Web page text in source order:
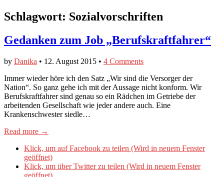
Schlagwort: Sozialvorschriften
Gedanken zum Job „Berufskraftfahrer“
by Danika • 12. August 2015 • 4 Comments
Immer wieder höre ich den Satz „Wir sind die Versorger der
Nation“. So ganz gehe ich mit der Aussage nicht konform. Wir
Berufskraftfahrer sind genau so ein Rädchen im Getriebe der
arbeitenden Gesellschaft wie jeder andere auch. Eine
Krankenschwester siedle…
Read more →
Klick, um auf Facebook zu teilen (Wird in neuem Fenster
geöffnet)
Klick, um über Twitter zu teilen (Wird in neuem Fenster
geöffnet)